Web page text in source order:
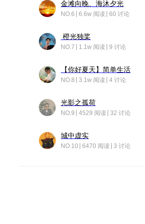
金滩向晚、海沐夕光
NO.6 6.6w 阅读 60 讨论
橙光独桨
NO.7 1.1w 阅读 9 讨论
【你好夏天】简单生活
NO.8 3.1w 阅读 4 讨论
光影之孤荷
NO.9 4529 阅读 32 讨论
城中虚实
NO.10 6470 阅读 3 讨论